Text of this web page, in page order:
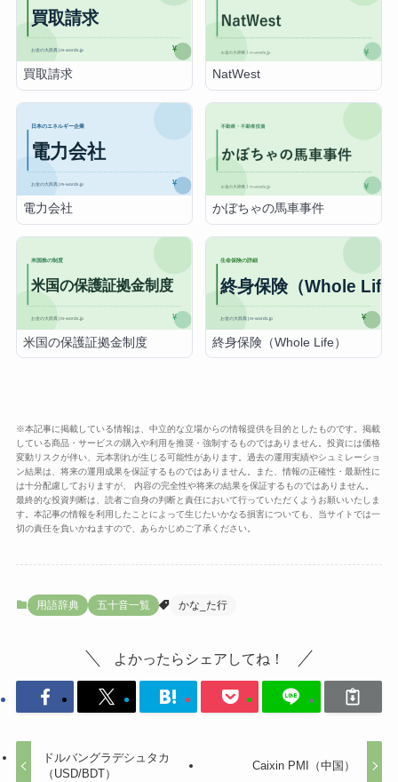
買取請求 NatWest
電力会社 かぼちゃの馬車事件
米国の保護証拠金制度 終身保険（Whole Life）
※本記事に掲載している情報は、中立的な立場からの情報提供を目的としたものです。掲載
している商品・サービスの購入や利用を推奨・強制するものではありません。投資には価格
変動リスクが伴い、元本割れが生じる可能性があります。過去の運用実績やシュミレーショ
ン結果は、将来の運用成果を保証するものではありません。また、情報の正確性・最新性に
は十分配慮しておりますが、 内容の完全性や将来の結果を保証するものではありません。
最終的な投資判断は、読者ご自身の判断と責任において行っていただくようお願いいたしま
す。本記事の情報を利用したことによって生じたいかなる損害についても、当サイトでは一
切の責任を負いかねますので、あらかじめご了承ください。
用語辞典 五十音一覧 かな_た行
よかったらシェアしてね！
ドルバングラデシュタカ
（USD/BDT）
Caixin PMI（中国）